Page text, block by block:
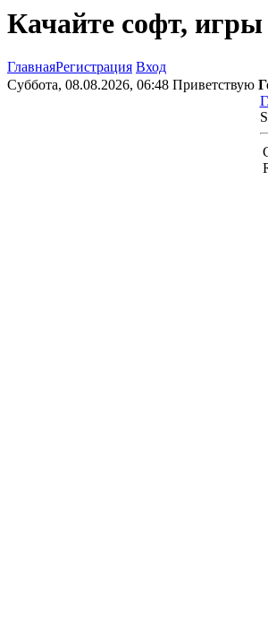
Качайте софт,
ГлавнаяРегистрация Вход
Суббота, 08.08.2026, 06:48 Приветствую